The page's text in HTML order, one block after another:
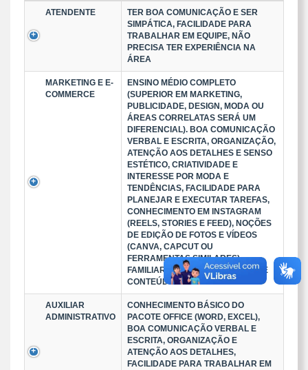
ATENDENTE
TER BOA COMUNICAÇÃO E SER
SIMPÁTICA, FACILIDADE PARA
TRABALHAR EM EQUIPE, NÃO
PRECISA TER EXPERIÊNCIA NA
ÁREA
MARKETING E E-
COMMERCE
ENSINO MÉDIO COMPLETO
(SUPERIOR EM MARKETING,
PUBLICIDADE, DESIGN, MODA OU
ÁREAS CORRELATAS SERÁ UM
DIFERENCIAL). BOA COMUNICAÇÃO
VERBAL E ESCRITA, ORGANIZAÇÃO,
ATENÇÃO AOS DETALHES E SENSO
ESTÉTICO, CRIATIVIDADE E
INTERESSE POR MODA E
TENDÊNCIAS, FACILIDADE PARA
PLANEJAR E EXECUTAR TAREFAS,
CONHECIMENTO EM INSTAGRAM
(REELS, STORIES E FEED), NOÇÕES
DE EDIÇÃO DE FOTOS E VÍDEOS
(CANVA, CAPCUT OU
FERRAMENTAS SIMILARES).
FAMILIARIDADE COM CRIAÇÃO DE
CONTEÚDO PARA REDES SOCIA
AUXILIAR
ADMINISTRATIVO
CONHECIMENTO BÁSICO DO
PACOTE OFFICE (WORD, EXCEL),
BOA COMUNICAÇÃO VERBAL E
ESCRITA, ORGANIZAÇÃO E
ATENÇÃO AOS DETALHES,
FACILIDADE PARA TRABALHAR EM